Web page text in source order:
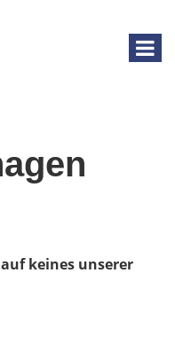
keines unserer